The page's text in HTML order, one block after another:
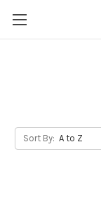
Sort By: